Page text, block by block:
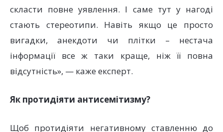
скласти повне уявлення. І саме тут у нагоді
стають стереотипи. Навіть якщо це просто
вигадки, анекдоти чи плітки – нестача
інформації все ж таки краще, ніж її повна
відсутність», — каже експерт.
Як протидіяти антисемітизму?
Щоб протидіяти негативному ставленню до